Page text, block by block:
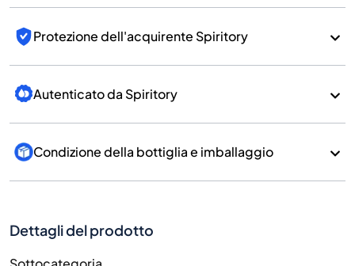
Protezione dell'acquirente Spiritory
Autenticato da Spiritory
Condizione della bottiglia e imballaggio
Dettagli del prodotto